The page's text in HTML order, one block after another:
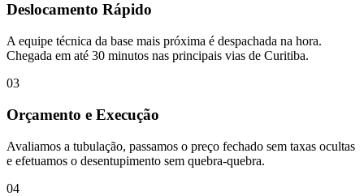
Deslocamento Rápido
A equipe técnica da base mais próxima é despachada na hora.
Chegada em até 30 minutos nas principais vias de Curitiba.
03
Orçamento e Execução
Avaliamos a tubulação, passamos o preço fechado sem taxas ocultas
e efetuamos o desentupimento sem quebra-quebra.
04